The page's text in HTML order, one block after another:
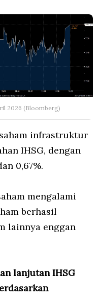
2026 (Bloomberg)
infrastruktur
IHSG, dengan
0,67%.
mengalami
berhasil
lainnya enggan
lanjutan IHSG